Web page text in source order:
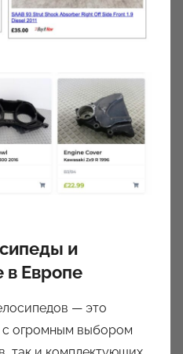
и
Европе
— это
с огромным выбором